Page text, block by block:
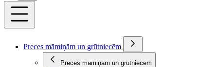
Preces māmiņām un grūtniecēm
Preces māmiņām un grūtniecēm